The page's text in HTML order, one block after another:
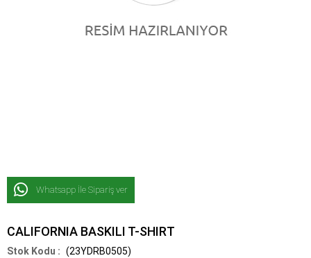
Whatsapp İle Sipariş ver
CALIFORNIA BASKILI T-SHIRT
(23YDRB0505)